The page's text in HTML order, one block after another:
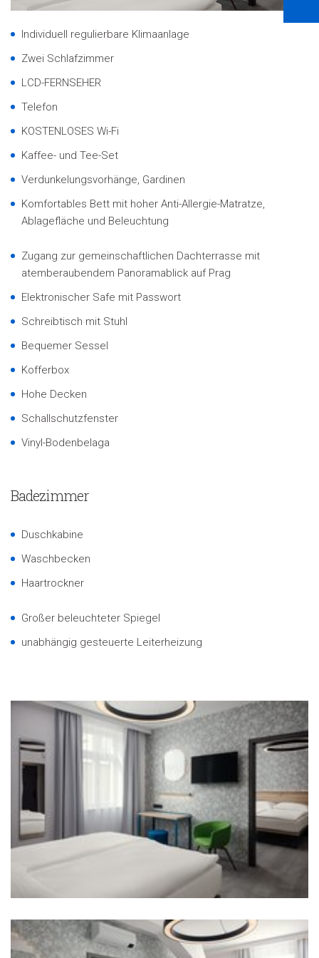
Individuell regulierbare Klimaanlage
Zwei Schlafzimmer
LCD-FERNSEHER
Telefon
KOSTENLOSES Wi-Fi
Kaffee- und Tee-Set
Verdunkelungsvorhänge, Gardinen
Komfortables Bett mit hoher Anti-Allergie-Matratze,
Ablagefläche und Beleuchtung
Zugang zur gemeinschaftlichen Dachterrasse mit
atemberaubendem Panoramablick auf Prag
Elektronischer Safe mit Passwort
Schreibtisch mit Stuhl
Bequemer Sessel
Kofferbox
Hohe Decken
Schallschutzfenster
Vinyl-Bodenbelaga
Badezimmer
Duschkabine
Waschbecken
Haartrockner
Großer beleuchteter Spiegel
unabhängig gesteuerte Leiterheizung